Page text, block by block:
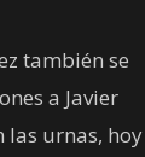
también se
a Javier
urnas, hoy